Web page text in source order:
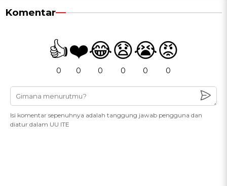
Komentar
👍
0
❤️
0
😂
0
😧
0
😭
0
😡
0
Isi komentar sepenuhnya adalah tanggung jawab pengguna dan
diatur dalam UU ITE